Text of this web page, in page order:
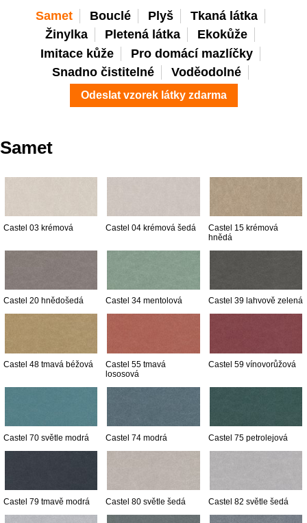
Samet Bouclé Plyš
Tkaná látka
Žinylka
Pletená látka
Ekokůže
Imitace kůže
Pro domácí mazlíčky
Snadno čistitelné
Voděodolné
Odeslat vzorek látky zdarma
Samet
Castel 03 krémová Castel 04 krémová šedá
Castel 15 krémová
hnědá
Castel 20 hnědošedá Castel 34 mentolová Castel 39 lahvově zelená
Castel 48 tmavá béžová
Castel 55 tmavá
lososová
Castel 59 vínovorůžová
Castel 70 světle modrá Castel 74 modrá Castel 75 petrolejová
Castel 79 tmavě modrá Castel 80 světle šedá Castel 82 světle šedá